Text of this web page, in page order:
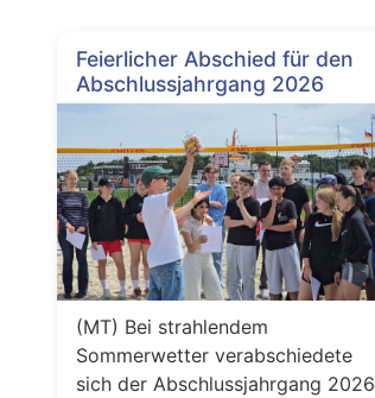
Feierlicher Abschied für den
Abschlussjahrgang 2026
(MT) Bei strahlendem
Sommerwetter verabschiedete
sich der Abschlussjahrgang 2026